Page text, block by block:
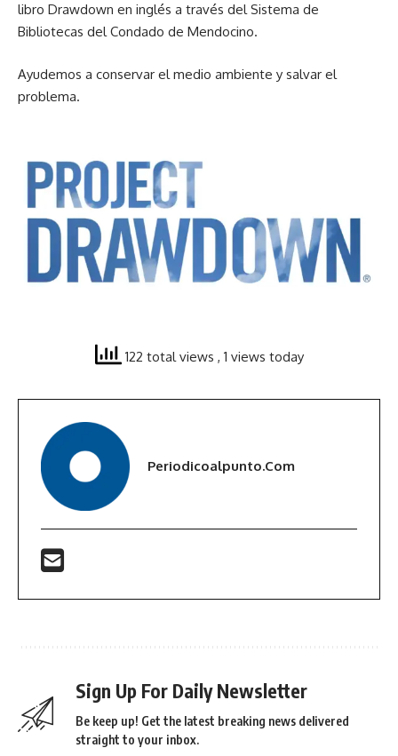
libro Drawdown en inglés a través del Sistema de
Bibliotecas del Condado de Mendocino.
Ayudemos a conservar el medio ambiente y salvar el
problema.
122 total views , 1 views today
Periodicoalpunto.com
Sign Up For Daily Newsletter
Be keep up! Get the latest breaking news delivered
straight to your inbox.